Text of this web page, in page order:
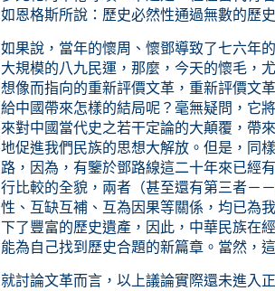
如恩格斯所說：歷史必然性通過無數的歷
如果說，當年的懷周、懷鄧導致了七六年
大規模的八九民運，那麼，今天的懷毛，
想像而指向的重新評價文革，重新評價文
給中國帶來怎樣的結局呢？毫無疑問，它
來對中國當代史之若干定論的大顛覆，帶
地促進我們民族的思想大解放。但是，同
路，因為，有鑒於鄧路線這二十年來已經
行比較的全貌，兩者（甚至還有第三者－
性、互缺互補、互為因果等關係，均已為
下了豐富的歷史遺產，因此，中華民族在
能為自己找到歷史合題的新篇章。當然，
就討論文革而言，以上議論實際還未進入